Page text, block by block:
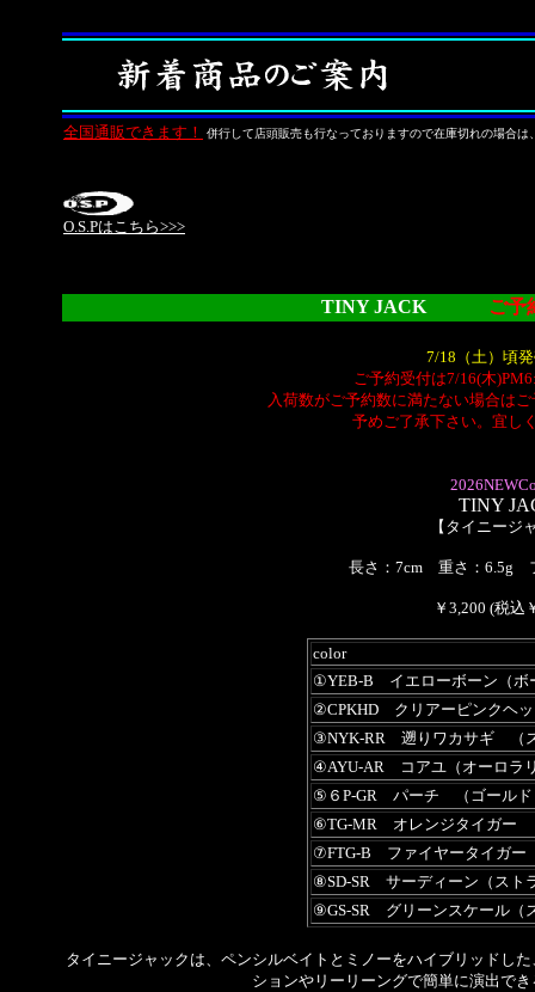
全国通販できます！ 併行して店頭販売も行なっておりますので在庫切れの場合は
O.S.Pはこちら>>>
TINY JACK ご予
7/18（土）頃
ご予約受付は7/16(木
入荷数がご予約数に満たない場合は
予めご了承下さい。宜し
TINY
【タイニージ
長さ：7cm 重さ：6.5g
￥3,200 (税込
color
①YEB-B イエローボーン（ボ
②CPKHD クリアーピンクヘ
③NYK-RR 遡りワカサギ （
④AYU-AR コアユ（オーロラ
⑤６P-GR パーチ （ゴールド
⑥TG-MR オレンジタイガー
⑦FTG-B ファイヤータイガー
⑧SD-SR サーディーン（スト
⑨GS-SR グリーンスケール（
タイニージャックは、ペンシルベイトとミノーをハイブリッドし
ションやリーリーングで簡単に演出で